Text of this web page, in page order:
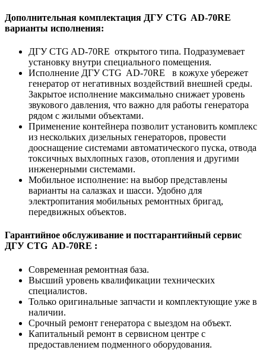
Дополнительная комплектация ДГУ CTG AD-70RE
варианты исполнения:
ДГУ CTG AD-70RE открытого типа. Подразумевает
установку внутри специального помещения.
Исполнение ДГУ CTG AD-70RE в кожухе убережет
генератор от негативных воздействий внешней среды.
Закрытое исполнение максимально снижает уровень
звукового давления, что важно для работы генератора
рядом с жилыми объектами.
Применение контейнера позволит установить комплекс
из нескольких дизельных генераторов, провести
дооснащение системами автоматического пуска, отвода
токсичных выхлопных газов, отопления и другими
инженерными системами.
Мобильное исполнение: на выбор представлены
варианты на салазках и шасси. Удобно для
электропитания мобильных ремонтных бригад,
передвижных объектов.
Гарантийное обслуживание и постгарантийный сервис
ДГУ CTG AD-70RE :
Современная ремонтная база.
Высший уровень квалификации технических
специалистов.
Только оригинальные запчасти и комплектующие уже в
наличии.
Срочный ремонт генератора с выездом на объект.
Капитальный ремонт в сервисном центре с
предоставлением подменного оборудования.